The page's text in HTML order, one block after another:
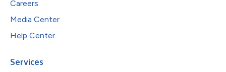
Careers
Media Center
Help Center
Services